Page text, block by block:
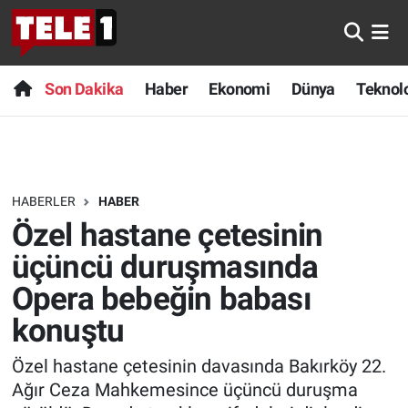
Son Dakika Haber Ekonomi Dünya
HABERLER HABER
Özel hastane çetesinin
üçüncü duruşmasında
Opera bebeğin babası
konuştu
Özel hastane çetesinin davasında Bakırköy 22.
Ağır Ceza Mahkemesince üçüncü duruşma
Anında Manşet
Başka Sohbetler
Bilim turu
Bilim ve Teknoloji Evreni
Doğa Konuşuyor
Dünya
Ege Saati
Son Dakika
Haber
Dünya
Teknoloji
Sağlık
Spor
Yayın Akışı
Nöbetçi Eczaneler
Hava Durumu
Trafik Durumu
Süper Lig Puan Durumu ve Fikstür
Tüm Manşetler
Son Dakika Haberleri
Haber Arşivi